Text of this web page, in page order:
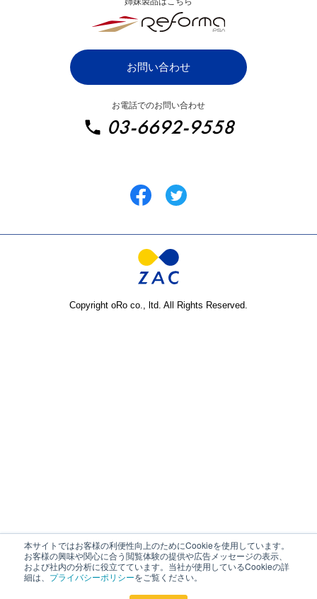
本サイトではお客様の利便性向上のためにCookieを使用しています。
お客様の興味や関心に合う閲覧体験の提供や広告メッセージの表示、
および社内の分析に役立てています。当社が使用しているCookieの詳
細は、 プライバシーポリシーをご覧ください。
ZAC パートナープログラム
IT・システム開発業向け
SaaS・ソフトウェア業向け
イベント・ディスプレイ業向け
広告制作・クリエイティブ業向け
インターネット広告業向け
IT導入補助金のご利用について
お問い合わせ
お電話でのお問い合わせ
03-6692-9558
Copyright oRo co., ltd. All Rights Reserved.